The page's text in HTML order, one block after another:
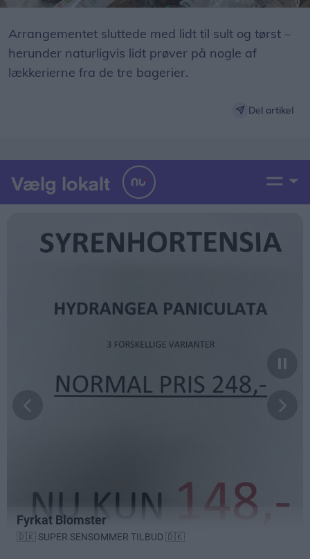
Arrangementet sluttede med lidt til sult og tørst –
herunder naturligvis lidt prøver på nogle af
lækkerierne fra de tre bagerier.
Del artikel